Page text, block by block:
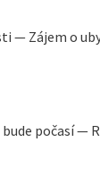
— Zájem o
počasí —